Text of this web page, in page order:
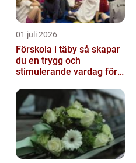
01 juli 2026
Förskola i täby så skapar
du en trygg och
stimulerande vardag för